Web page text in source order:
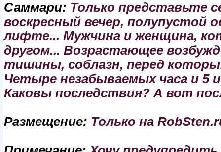
Саммари: Только представьте
воскресный вечер, полупустой
лифте... Мужчина и женщина,
другом... Возрастающее
тишины, соблазн, перед
Четыре незабываемых часа и 5
Каковы последствия? А вот
Размещение: Только на